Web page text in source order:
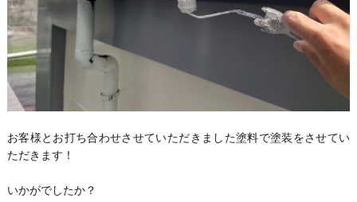
お客様とお打ち合わせさせていただきました塗料で塗装をさせてい
ただきます！
いかがでしたか？